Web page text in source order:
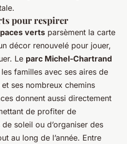
pour respirer
verts parsèment la carte
décor renouvelé pour jouer,
Le parc Michel-Chartrand
familles avec ses aires de
ses nombreux chemins
donnent aussi directement
de profiter de
soleil ou d’organiser des
au long de l’année. Entre